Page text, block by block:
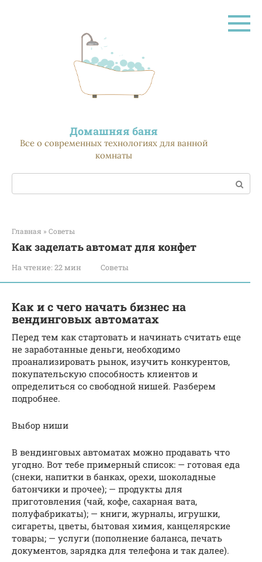
Домашняя баня
Все о современных технологиях для ванной
комнаты
Поиск:
Главная » Советы
Как заделать автомат для конфет
На чтение: 22 мин Советы
Как и с чего начать бизнес на
вендинговых автоматах
Перед тем как стартовать и начинать считать еще
не заработанные деньги, необходимо
проанализировать рынок, изучить конкурентов,
покупательскую способность клиентов и
определиться со свободной нишей. Разберем
подробнее.
Выбор ниши
В вендинговых автоматах можно продавать что
угодно. Вот тебе примерный список: — готовая еда
(снеки, напитки в банках, орехи, шоколадные
батончики и прочее); — продукты для
приготовления (чай, кофе, сахарная вата,
полуфабрикаты); — книги, журналы, игрушки,
сигареты, цветы, бытовая химия, канцелярские
товары; — услуги (пополнение баланса, печать
документов, зарядка для телефона и так далее).